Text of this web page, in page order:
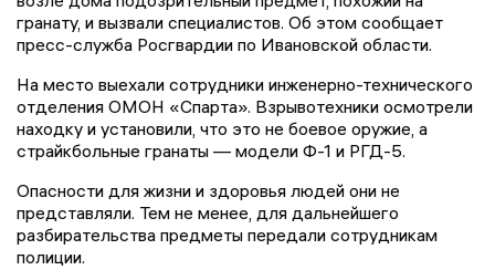
гранату, и вызвали специалистов. Об этом сообщает
пресс-служба Росгвардии по Ивановской области.
На место выехали сотрудники инженерно-технического
отделения ОМОН «Спарта». Взрывотехники осмотрели
находку и установили, что это не боевое оружие, а
страйкбольные гранаты — модели Ф-1 и РГД-5.
Опасности для жизни и здоровья людей они не
представляли. Тем не менее, для дальнейшего
разбирательства предметы передали сотрудникам
полиции.